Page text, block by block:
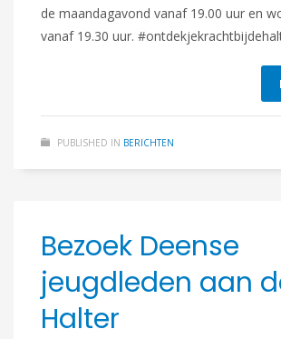
de maandagavond vanaf 19.00 uur en
vanaf 19.30 uur.
PUBLISHED IN BERICHTEN
Bezoek Deense
jeugdleden aan
Halter